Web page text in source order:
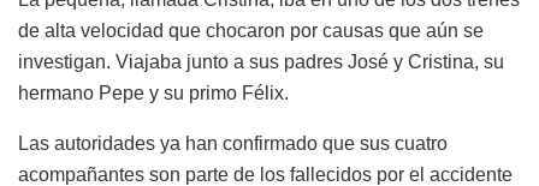
de alta velocidad que chocaron por causas que aún se
investigan. Viajaba junto a sus padres José y Cristina, su
hermano Pepe y su primo Félix.
Las autoridades ya han confirmado que sus cuatro
acompañantes son parte de los fallecidos por el accidente